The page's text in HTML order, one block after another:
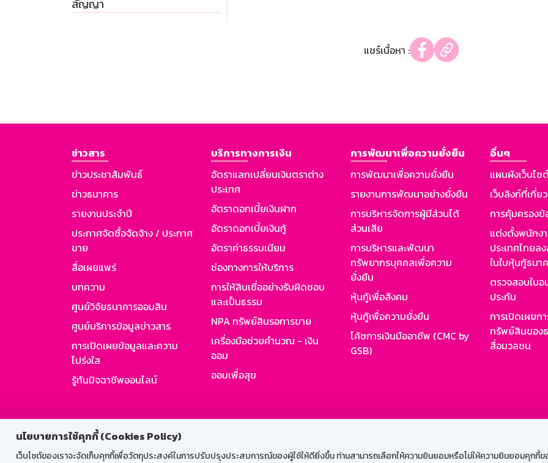
นโยบายการใช้คุกกี้ (Cookies Policy)
เว็บไซต์ของเราจะจัดเก็บคุกกี้เพื่อวัตถุประสงค์ในการปรับปรุงประสบการณ์ของผู้ใช้ให้ดียิ่งขึ้น ท่านสามารถเลือกให้ความยินยอมหรือไม่ให้ความยินยอมคุกกี้ข
สัญญา
แชร์เนื้อหา :
ข่าวสาร
ข่าวประชาสัมพันธ์
ข่าวธนาคาร
รายงานประจำปี
ประกาศจัดซื้อจัดจ้าง / ประกาศ
ขาย
สื่อเผยแพร่
บทความ
ศูนย์วิจัยธนาคารออมสิน
ศูนย์บริการข้อมูลข่าวสาร
การเปิดเผยข้อมูลและความ
โปร่งใส
รู้ทันมิจฉาชีพออนไลน์
บริการทางการเงิน
อัตราแลกเปลี่ยนเงินตราต่าง
ประเทศ
อัตราดอกเบี้ยเงินฝาก
อัตราดอกเบี้ยเงินกู้
อัตราค่าธรรมเนียม
ช่องทางการให้บริการ
การให้สินเชื่ออย่างรับผิดชอบ
และเป็นธรรม
NPA ทรัพย์สินรอการขาย
เครื่องมือช่วยคำนวณ - เงิน
ออม
ออมเพื่อสุข
การพัฒนาเพื่อความยั่งยืน
การพัฒนาเพื่อความยั่งยืน
รายงานการพัฒนาอย่างยั่งยืน
การบริหารจัดการผู้มีส่วนได้
ส่วนเสีย
การบริหารและพัฒนา
ทรัพยากรบุคคลเพื่อความ
ยั่งยืน
หุ้นกู้เพื่อสังคม
หุ้นกู้เพื่อความยั่งยืน
โค้ชการเงินมืออาชีพ (CMC by
GSB)
อื่นๆ
แผนผังเว็บไซ
เว็บลิงก์ที่เกี่ย
การคุ้มครอง
แต่งตั้งพนักง
ประเทศไทยล
ในใบหุ้นกู้ธนา
ตรวจสอบใบ
ประกัน
การเปิดเผยก
ทรัพย์สินของ
สื่อมวลชน